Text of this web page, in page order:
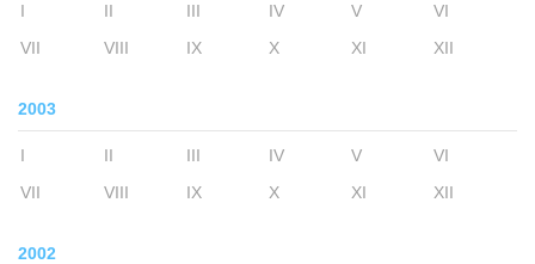
I II III IV V
VI
VII
VIII IX X XI XII
2003
I II III IV V
VI
VII
VIII IX X XI XII
2002